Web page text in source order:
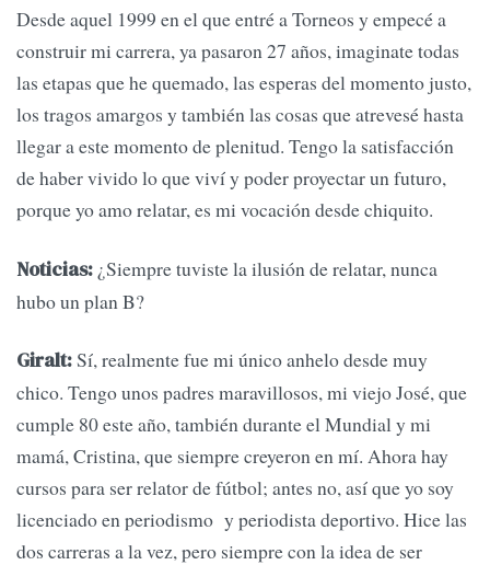
Desde aquel 1999 en el que entré a Torneos y empecé a
construir mi carrera, ya pasaron 27 años, imaginate todas
las etapas que he quemado, las esperas del momento justo,
los tragos amargos y también las cosas que atrevesé hasta
llegar a este momento de plenitud. Tengo la satisfacción
de haber vivido lo que viví y poder proyectar un futuro,
porque yo amo relatar, es mi vocación desde chiquito.
Noticias: ¿Siempre tuviste la ilusión de relatar, nunca
hubo un plan B?
Giralt:Sí, realmente fue mi único anhelo desde muy
chico. Tengo unos padres maravillosos, mi viejo José, que
cumple 80 este año, también durante el Mundial y mi
mamá, Cristina, que siempre creyeron en mí. Ahora hay
cursos para ser relator de fútbol; antes no, así que yo soy
licenciado en periodismo y periodista deportivo. Hice las
dos carreras a la vez, pero siempre con la idea de ser